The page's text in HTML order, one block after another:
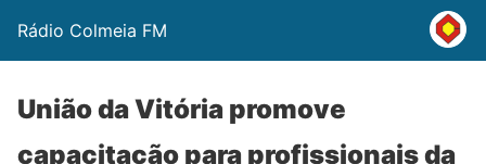
Rádio Colmeia FM
União da Vitória promove
capacitação para profissionais da